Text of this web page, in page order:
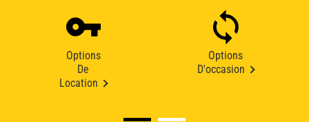
Options
De
Location
Options
D'occasion